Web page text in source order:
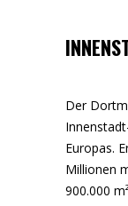
Der
Europas.
Millionen
900.000